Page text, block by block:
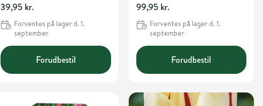
39,95 kr.
Forventes på lager d. 1.
september
Forudbestil
99,95 kr.
Forventes på lager d. 1.
september
Forudbestil